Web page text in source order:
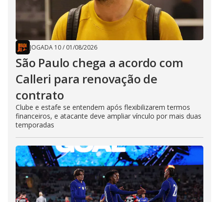
JOGADA 10/ 01/08/2026
São Paulo chega a acordo com
Calleri para renovação de
contrato
Clube e estafe se entendem após flexibilizarem termos
financeiros, e atacante deve ampliar vínculo por mais duas
temporadas